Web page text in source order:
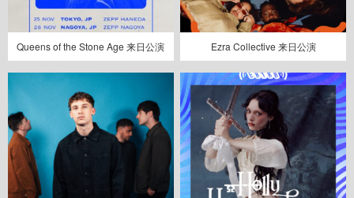
Queens of the Stone Age 来日公演 Ezra Collective 来日公演